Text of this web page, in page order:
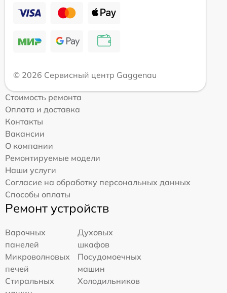
© 2026 Сервисный центр Gaggenau
Стоимость ремонта
Оплата и доставка
Контакты
Вакансии
О компании
Ремонтируемые модели
Наши услуги
Согласие на обработку персональных данных
Способы оплаты
Ремонт устройств
Варочных
панелей
Духовых
шкафов
Микроволновых
печей
Посудомоечных
машин
Стиральных
Холодильников